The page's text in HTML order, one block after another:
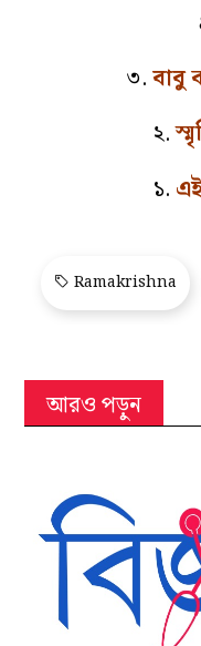
৩.বাবু
২.
১.
Ramakrishna
আরও পড়ুন